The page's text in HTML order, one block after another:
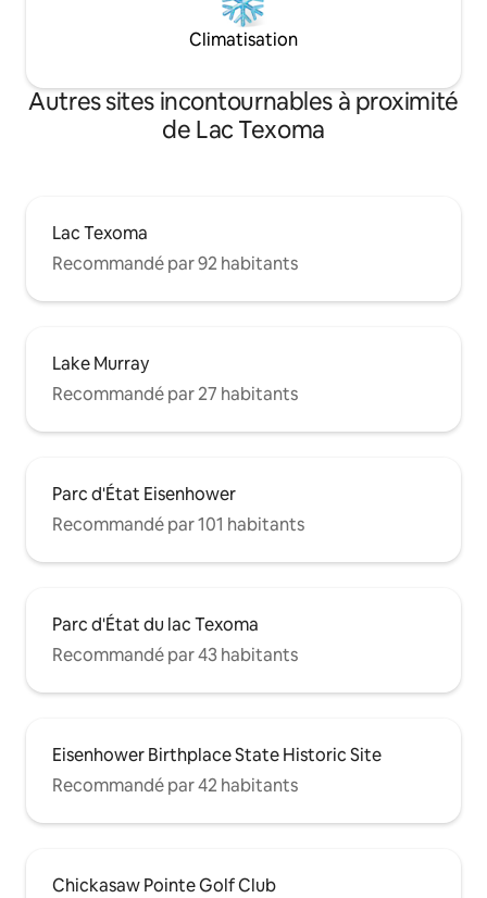
Climatisation
Autres sites incontournables à proximité
de Lac Texoma
Lac Texoma
Recommandé par 92 habitants
Lake Murray
Recommandé par 27 habitants
Parc d'État Eisenhower
Recommandé par 101 habitants
Parc d'État du lac Texoma
Recommandé par 43 habitants
Eisenhower Birthplace State Historic Site
Recommandé par 42 habitants
Chickasaw Pointe Golf Club